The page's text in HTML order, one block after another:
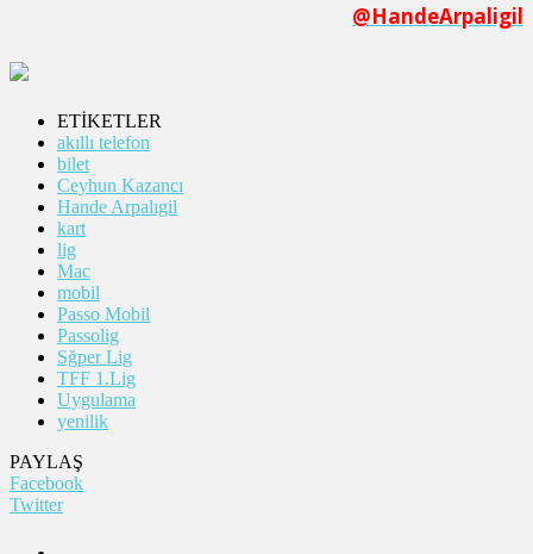
@HandeArpaligil
ETİKETLER
akıllı telefon
bilet
Ceyhun Kazancı
Hande Arpalıgil
kart
lig
Mac
mobil
Passo Mobil
Passolig
Sğper Lig
TFF 1.Lig
Uygulama
yenilik
PAYLAŞ
Facebook
Twitter